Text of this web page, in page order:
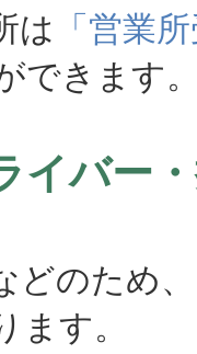
は 「営業
できます
イバー
どのため
ます。